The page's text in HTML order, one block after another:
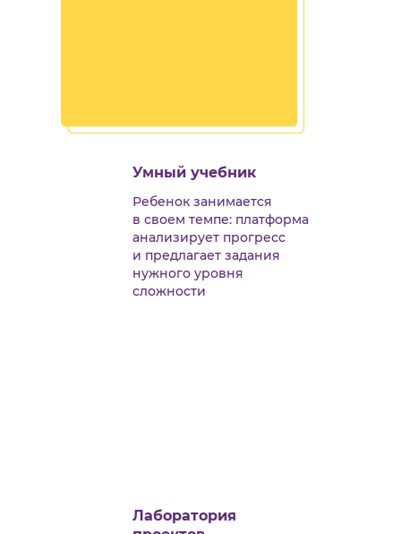
Умный учебник
Ребенок занимается
в своем темпе: платформа
анализирует прогресс
и предлагает задания
нужного уровня
сложности
Лаборатория